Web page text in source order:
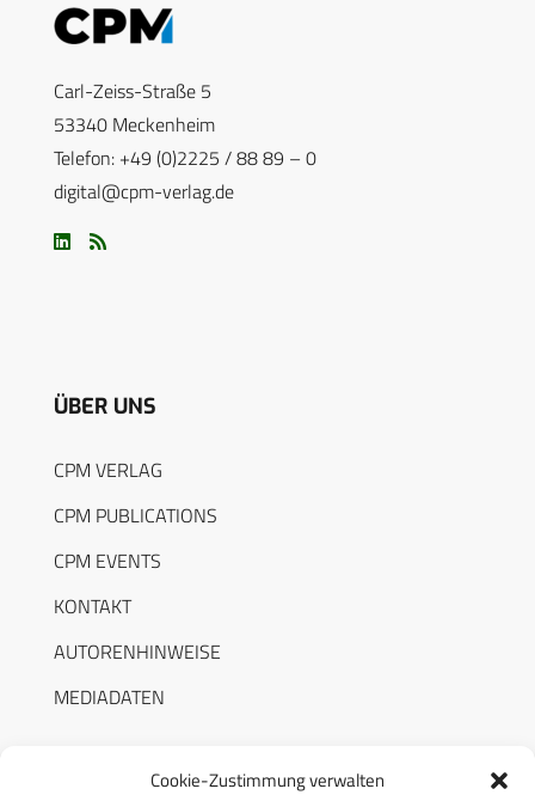
Cookie-Zustimmung verwalten
Carl-Zeiss-Straße 5
53340 Meckenheim
Telefon: +49 (0)2225 / 88 89 – 0
digital@cpm-verlag.de
ÜBER UNS
CPM VERLAG
CPM PUBLICATIONS
CPM EVENTS
KONTAKT
AUTORENHINWEISE
MEDIADATEN